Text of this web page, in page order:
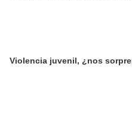
Violencia juvenil, ¿nos